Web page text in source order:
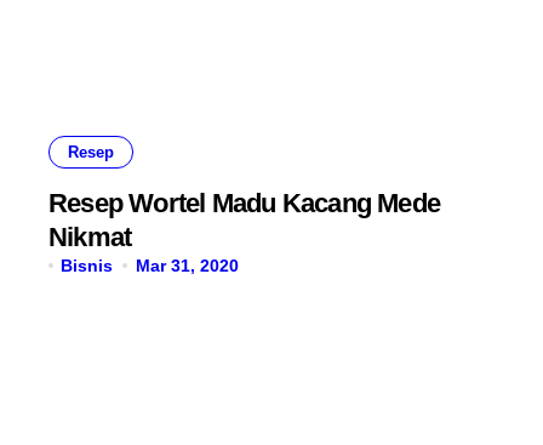
Resep
Resep Wortel Madu Kacang Mede
Nikmat
Bisnis Mar 31, 2020